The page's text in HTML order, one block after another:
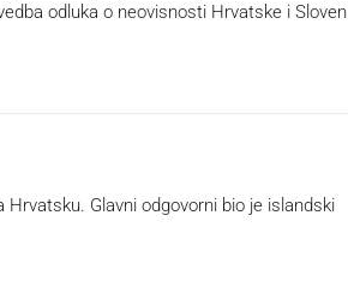
odluka o neovisnosti Hrvatske i
Hrvatsku. Glavni odgovorni bio je islandski